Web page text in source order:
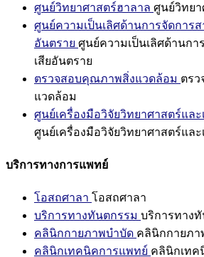
ศูนย์วิทยาศาสตร์ฮาลาล ศูนย์วิทย
ศูนย์ความเป็นเลิศด้านการจัดการส
อันตราย ศูนย์ความเป็นเลิศด้านกา
เสียอันตราย
ตรวจสอบคุณภาพสิ่งแวดล้อม ตร
แวดล้อม
ศูนย์เครื่องมือวิจัยวิทยาศาสตร์และ
ศูนย์เครื่องมือวิจัยวิทยาศาสตร์และ
บริการทางการแพทย์
โอสถศาลา โอสถศาลา
บริการทางทันตกรรม บริการทาง
คลินิกกายภาพบำบัด คลินิกกายภา
คลินิกเทคนิคการแพทย์ คลินิกเทค